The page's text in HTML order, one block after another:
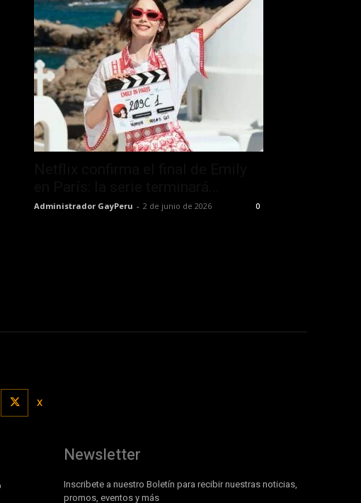
Administrador GayPeru - 2 de junio de 2026 0
X
Newsletter
Inscribete a nuestro Boletín para recibir nuestras noticias,
promos, eventos y más